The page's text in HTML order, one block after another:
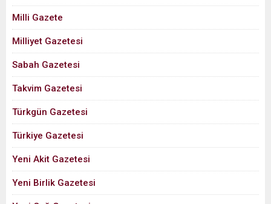
Milli Gazete
Milliyet Gazetesi
Sabah Gazetesi
Takvim Gazetesi
Türkgün Gazetesi
Türkiye Gazetesi
Yeni Akit Gazetesi
Yeni Birlik Gazetesi